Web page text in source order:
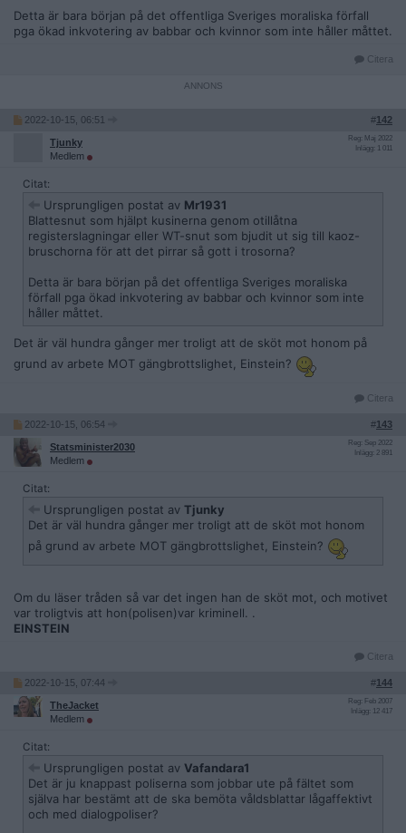
Detta är bara början på det offentliga Sveriges moraliska förfall
pga ökad inkvotering av babbar och kvinnor som inte håller måttet.
Citera
2022-10-15, 06:51 #142
Tjunky
Medlem
Reg: Maj 2022
Inlägg: 1 011
Citat:
Ursprungligen postat av Mr1931
Blattesnut som hjälpt kusinerna genom otillåtna
registerslagningar eller WT-snut som bjudit ut sig till kaoz-
bruschorna för att det pirrar så gott i trosorna?
Detta är bara början på det offentliga Sveriges moraliska
förfall pga ökad inkvotering av babbar och kvinnor som inte
håller måttet.
Det är väl hundra gånger mer troligt att de sköt mot honom på
grund av arbete MOT gängbrottslighet, Einstein?
Citera
2022-10-15, 06:54 #143
Statsminister2030
Medlem
Reg: Sep 2022
Inlägg: 2 891
Citat:
Ursprungligen postat av Tjunky
Det är väl hundra gånger mer troligt att de sköt mot honom
på grund av arbete MOT gängbrottslighet, Einstein?
Om du läser tråden så var det ingen han de sköt mot, och motivet
var troligtvis att hon(polisen)var kriminell. .
EINSTEIN
Citera
2022-10-15, 07:44 #144
TheJacket
Medlem
Reg: Feb 2007
Inlägg: 12 417
Citat:
Ursprungligen postat av Vafandara1
Det är ju knappast poliserna som jobbar ute på fältet som
själva har bestämt att de ska bemöta våldsblattar lågaffektivt
och med dialogpoliser?